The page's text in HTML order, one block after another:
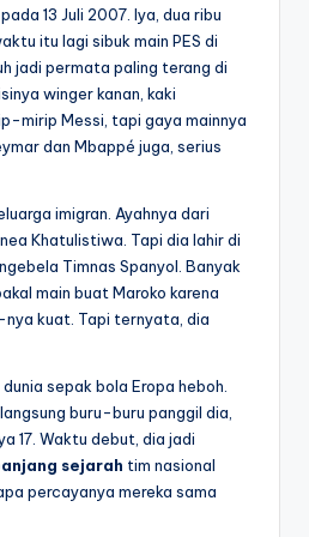
13 Juli 2007. Iya, dua ribu
itu lagi sibuk main PES di
jadi permata paling terang di
winger kanan, kaki
mirip Messi, tapi gaya mainnya
dan Mbappé juga, serius
imigran. Ayahnya dari
Khatulistiwa. Tapi dia lahir di
Timnas Spanyol. Banyak
main buat Maroko karena
kuat. Tapi ternyata, dia
sepak bola Eropa heboh.
buru-buru panggil dia,
17. Waktu debut, dia jadi
sejarah tim nasional
percayanya mereka sama